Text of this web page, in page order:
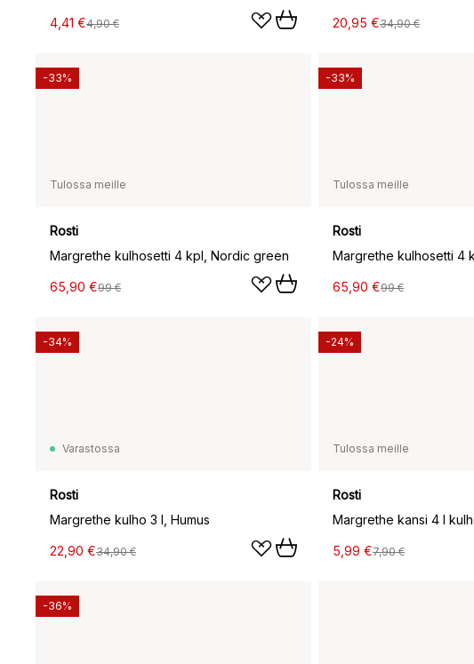
4,41 €4,90 € 20,95 €34,90 €
Tulossa meille
Rosti
Margrethe kulhosetti 4 kpl, Nordic green
65,90 €99 €
-33%
Tulossa meille
Rosti
Margrethe kulhosetti 4
65,90 €99 €
-33%
Varastossa
Rosti
Margrethe kulho 3 l, Humus
22,90 €34,90 €
-34%
Tulossa meille
Rosti
Margrethe kansi 4 l
5,99 €7,90 €
-24%
-36%